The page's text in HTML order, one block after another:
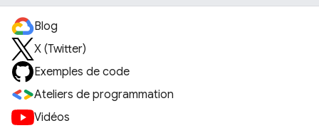
Blog
X (Twitter)
Exemples de code
Ateliers de programmation
Vidéos